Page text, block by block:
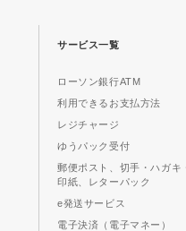
サービス一覧
ローソン銀行ATM
利用できるお支払方法
レジチャージ
ゆうパック受付
郵便ポスト、切手・ハガキ
印紙、レターパック
e発送サービス
電子決済（電子マネー）